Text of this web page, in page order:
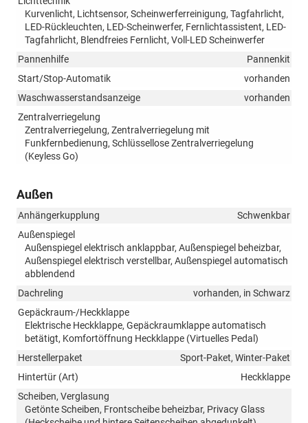
Kurvenlicht, Lichtsensor, Scheinwerferreinigung, Tagfahrlicht,
LED-Rückleuchten, LED-Scheinwerfer, Fernlichtassistent, LED-
Tagfahrlicht, Blendfreies Fernlicht, Voll-LED Scheinwerfer
Pannenhilfe
Pannenkit
Start/Stop-Automatik
vorhanden
Waschwasserstandsanzeige
vorhanden
Zentralverriegelung
Zentralverriegelung, Zentralverriegelung mit
Funkfernbedienung, Schlüssellose Zentralverriegelung
(Keyless Go)
Außen
Anhängerkupplung
Schwenkbar
Außenspiegel
Außenspiegel elektrisch anklappbar, Außenspiegel beheizbar,
Außenspiegel elektrisch verstellbar, Außenspiegel automatisch
abblendend
Dachreling
vorhanden, in Schwarz
Gepäckraum-/Heckklappe
Elektrische Heckklappe, Gepäckraumklappe automatisch
betätigt, Komfortöffnung Heckklappe (Virtuelles Pedal)
Herstellerpaket
Sport-Paket, Winter-Paket
Hintertür (Art)
Heckklappe
Scheiben, Verglasung
Getönte Scheiben, Frontscheibe beheizbar, Privacy Glass